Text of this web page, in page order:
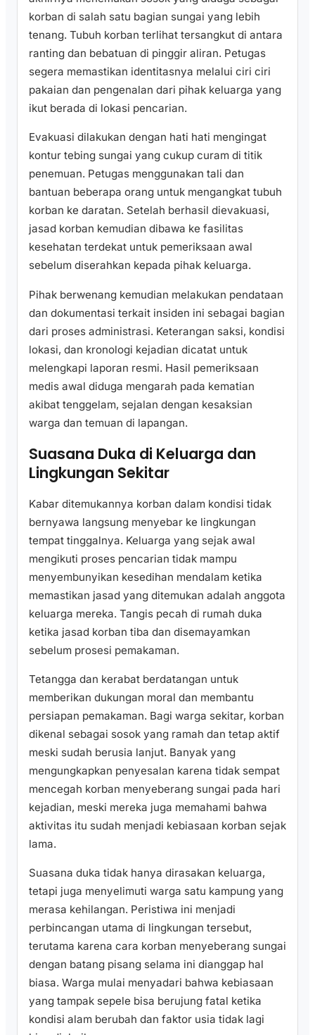
korban di salah satu bagian sungai yang lebih
tenang. Tubuh korban terlihat tersangkut di antara
ranting dan bebatuan di pinggir aliran. Petugas
segera memastikan identitasnya melalui ciri ciri
pakaian dan pengenalan dari pihak keluarga yang
ikut berada di lokasi pencarian.
Evakuasi dilakukan dengan hati hati mengingat
kontur tebing sungai yang cukup curam di titik
penemuan. Petugas menggunakan tali dan
bantuan beberapa orang untuk mengangkat tubuh
korban ke daratan. Setelah berhasil dievakuasi,
jasad korban kemudian dibawa ke fasilitas
kesehatan terdekat untuk pemeriksaan awal
sebelum diserahkan kepada pihak keluarga.
Pihak berwenang kemudian melakukan pendataan
dan dokumentasi terkait insiden ini sebagai bagian
dari proses administrasi. Keterangan saksi, kondisi
lokasi, dan kronologi kejadian dicatat untuk
melengkapi laporan resmi. Hasil pemeriksaan
medis awal diduga mengarah pada kematian
akibat tenggelam, sejalan dengan kesaksian
warga dan temuan di lapangan.
Suasana Duka di Keluarga dan
Lingkungan Sekitar
Kabar ditemukannya korban dalam kondisi tidak
bernyawa langsung menyebar ke lingkungan
tempat tinggalnya. Keluarga yang sejak awal
mengikuti proses pencarian tidak mampu
menyembunyikan kesedihan mendalam ketika
memastikan jasad yang ditemukan adalah anggota
keluarga mereka. Tangis pecah di rumah duka
ketika jasad korban tiba dan disemayamkan
sebelum prosesi pemakaman.
Tetangga dan kerabat berdatangan untuk
memberikan dukungan moral dan membantu
persiapan pemakaman. Bagi warga sekitar, korban
dikenal sebagai sosok yang ramah dan tetap aktif
meski sudah berusia lanjut. Banyak yang
mengungkapkan penyesalan karena tidak sempat
mencegah korban menyeberang sungai pada hari
kejadian, meski mereka juga memahami bahwa
aktivitas itu sudah menjadi kebiasaan korban sejak
lama.
Suasana duka tidak hanya dirasakan keluarga,
tetapi juga menyelimuti warga satu kampung yang
merasa kehilangan. Peristiwa ini menjadi
perbincangan utama di lingkungan tersebut,
terutama karena cara korban menyeberang sungai
dengan batang pisang selama ini dianggap hal
biasa. Warga mulai menyadari bahwa kebiasaan
yang tampak sepele bisa berujung fatal ketika
kondisi alam berubah dan faktor usia tidak lagi